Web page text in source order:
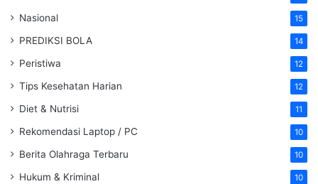
Nasional 15
PREDIKSI BOLA 14
Peristiwa 12
Tips Kesehatan Harian 12
Diet & Nutrisi 11
Rekomendasi Laptop / PC 10
Berita Olahraga Terbaru 10
Hukum & Kriminal 10